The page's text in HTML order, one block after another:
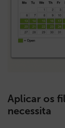
Aplicar os
necessita